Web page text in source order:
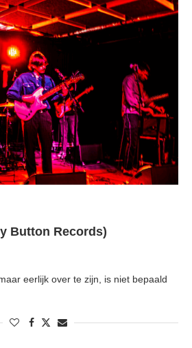
Button Records)
eerlijk over te zijn, is niet bepaald